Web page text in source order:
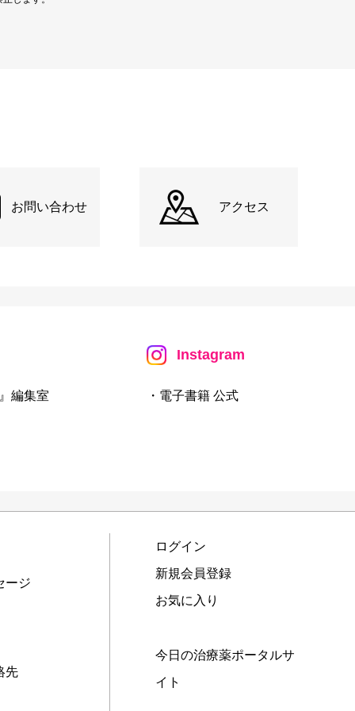
お問い合わせ アクセス
編集室
Instagram
・電子書籍 公式
ージ
先
ログイン
新規会員登録
お気に入り
今日の治療薬ポータルサ
イト